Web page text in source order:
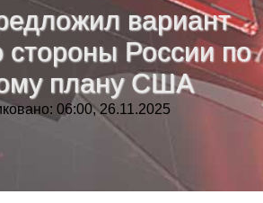
вариант
стороны России по
плану США
06:00, 26.11.2025
»